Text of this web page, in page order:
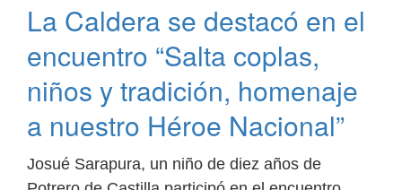
semana
se
elegirá
mejor
mazamorra
en
La
Caldera
La Caldera se destacó en el
encuentro “Salta coplas,
niños y tradición, homenaje
a nuestro Héroe Nacional”
Josué Sarapura, un niño de diez años de